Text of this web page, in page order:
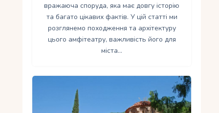
вражаюча споруда, яка має довгу історію
та багато цікавих фактів. У цій статті ми
розглянемо походження та архітектуру
цього амфітеатру, важливість його для
міста…